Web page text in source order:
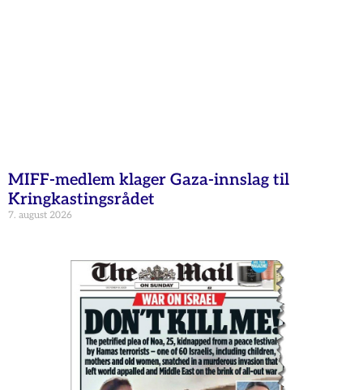
MIFF-medlem klager Gaza-innslag til
Kringkastingsrådet
7. august 2026